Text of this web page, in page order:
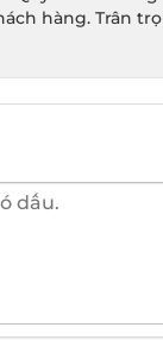
hàng. Trân